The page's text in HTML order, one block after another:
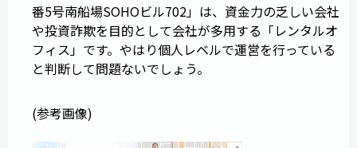
番5号南船場SOHOビル702」は、資金力の乏しい会社
や投資詐欺を目的として会社が多用する「レンタルオ
フィス」です。やはり個人レベルで運営を行っている
と判断して問題ないでしょう。
(参考画像)